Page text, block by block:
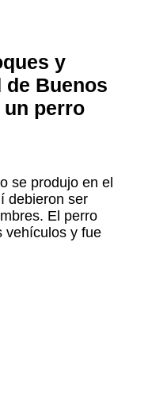
y
de Buenos
perro
se produjo en el
debieron ser
El perro
vehículos y fue